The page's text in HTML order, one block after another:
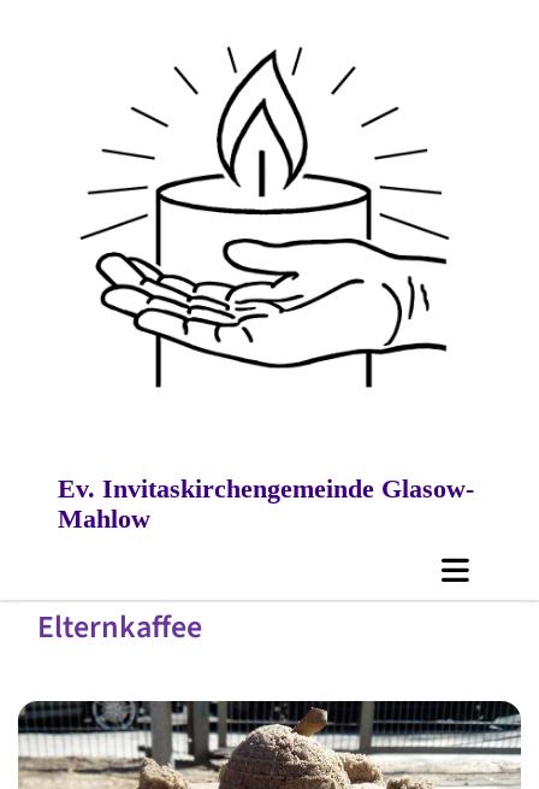
Ev. Invitaskirchengemeinde Glasow-
Mahlow
Elternkaffee